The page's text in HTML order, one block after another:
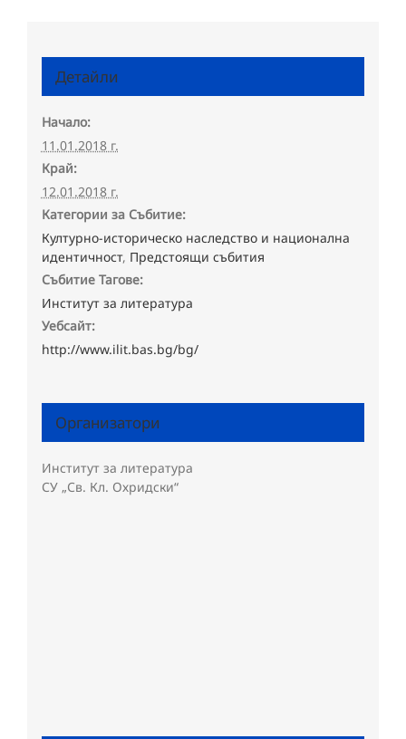
Детайли
Начало:
11.01.2018 г.
Край:
12.01.2018 г.
Категории за Събитие:
Културно-историческо наследство и национална
идентичност, Предстоящи събития
Събитие Тагове:
Институт за литература
Уебсайт:
http://www.ilit.bas.bg/bg/
Организатори
Институт за литература
СУ „Св. Кл. Охридски“